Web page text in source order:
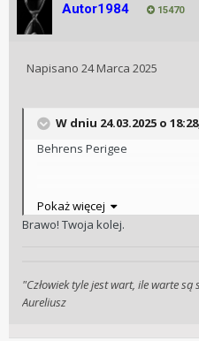
Autor1984 15470
Napisano 24 Marca 2025
W dniu 24.03.2025 o
Behrens Perigee
Pokaż więcej
Brawo! Twoja kolej.
"Człowiek tyle jest wart, ile warte
Aureliusz